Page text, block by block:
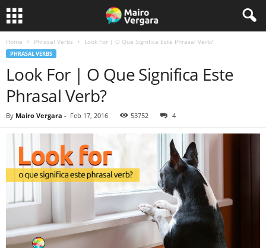
Home Phrasal Verbs Look For | O Que Significa Este Phrasal Verb?
PHRASAL VERBS
Look For | O Que Significa Este
Phrasal Verb?
By Mairo Vergara - Feb 17, 2016 53752 4